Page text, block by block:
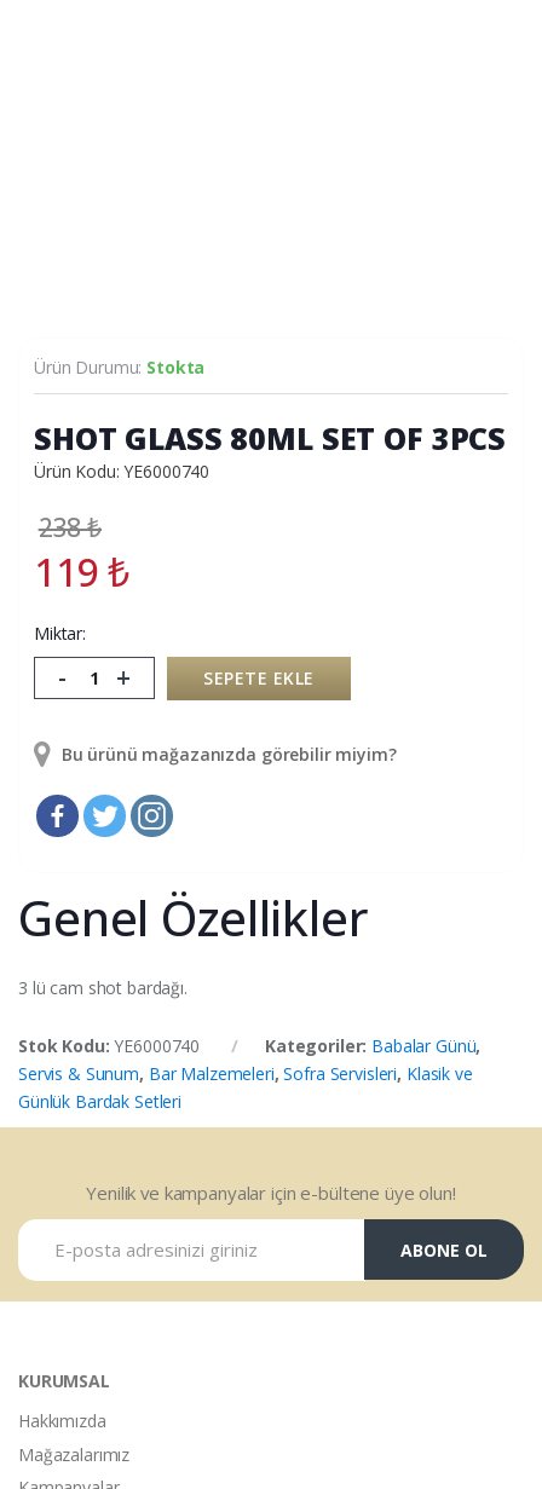
Ürün Durumu: Stokta
SHOT GLASS 80ML SET OF 3PCS
Ürün Kodu: YE6000740
238₺
119₺
Miktar:
- + SEPETE EKLE
Bu ürünü mağazanızda görebilir miyim?
Genel Özellikler
3 lü cam shot bardağı.
Stok Kodu:YE6000740 Kategoriler: Babalar Günü,
Servis & Sunum, Bar Malzemeleri,Sofra Servisleri, Klasik ve
Günlük Bardak Setleri
Yenilik ve kampanyalar için e-bültene üye olun!
ABONE OL
KURUMSAL
Hakkımızda
Mağazalarımız